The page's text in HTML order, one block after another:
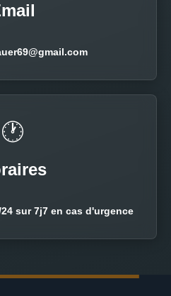
🕐
sur 7j7 en cas d'urgence